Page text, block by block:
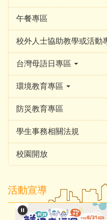
午餐專區
校外人士協助教學或活動
台灣母語日專區
環境教育專區
防災教育專區
學生事務相關法規
校園開放
活動宣導